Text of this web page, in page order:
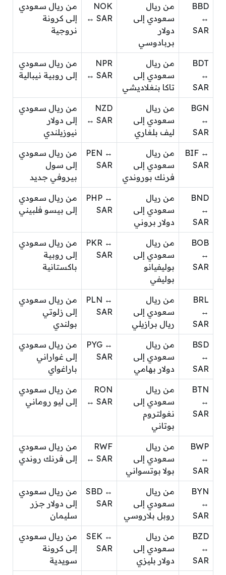
BBD
↔
SAR
من ريال
سعودي إلى
دولار
بربادوسي
NOK
↔ SAR
من ريال سعودي
إلى كرونة
نروجية
BDT
↔
SAR
من ريال
سعودي إلى
تاكا بنغلاديشي
NPR
↔ SAR
من ريال سعودي
إلى روبية نيبالية
BGN
↔
SAR
من ريال
سعودي إلى
ليف بلغاري
NZD
↔ SAR
من ريال سعودي
إلى دولار
نيوزيلندي
BIF ↔
SAR
من ريال
سعودي إلى
فرنك بوروندي
PEN ↔
SAR
من ريال سعودي
إلى سول
بيروفي جديد
BND
↔
SAR
من ريال
سعودي إلى
دولار بروني
PHP ↔
SAR
من ريال سعودي
إلى بيسو فلبيني
BOB
↔
SAR
من ريال
سعودي إلى
بوليفيانو
بوليفي
PKR ↔
SAR
من ريال سعودي
إلى روبية
باكستانية
BRL
↔
SAR
من ريال
سعودي إلى
ريال برازيلي
PLN ↔
SAR
من ريال سعودي
إلى زلوتي
بولندي
BSD
↔
SAR
من ريال
سعودي إلى
دولار بهامي
PYG ↔
SAR
من ريال سعودي
إلى غواراني
باراغواي
BTN
↔
SAR
من ريال
سعودي إلى
نغولتروم
بوتاني
RON
↔ SAR
من ريال سعودي
إلى ليو روماني
BWP
↔
SAR
من ريال
سعودي إلى
بولا بوتسواني
RWF
↔ SAR
من ريال سعودي
إلى فرنك روندي
BYN
↔
SAR
من ريال
سعودي إلى
روبل بلاروسي
SBD ↔
SAR
من ريال سعودي
إلى دولار جزر
سليمان
BZD
↔
SAR
من ريال
سعودي إلى
دولار بليزي
SEK ↔
SAR
من ريال سعودي
إلى كرونة
سويدية